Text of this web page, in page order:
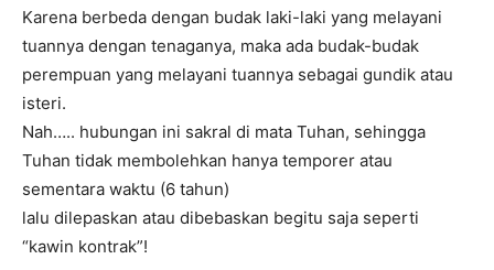
Karena berbeda dengan budak laki-laki yang melayani
tuannya dengan tenaganya, maka ada budak-budak
perempuan yang melayani tuannya sebagai gundik atau
isteri.
Nah….. hubungan ini sakral di mata Tuhan, sehingga
Tuhan tidak membolehkan hanya temporer atau
sementara waktu (6 tahun)
lalu dilepaskan atau dibebaskan begitu saja seperti
“kawin kontrak”!